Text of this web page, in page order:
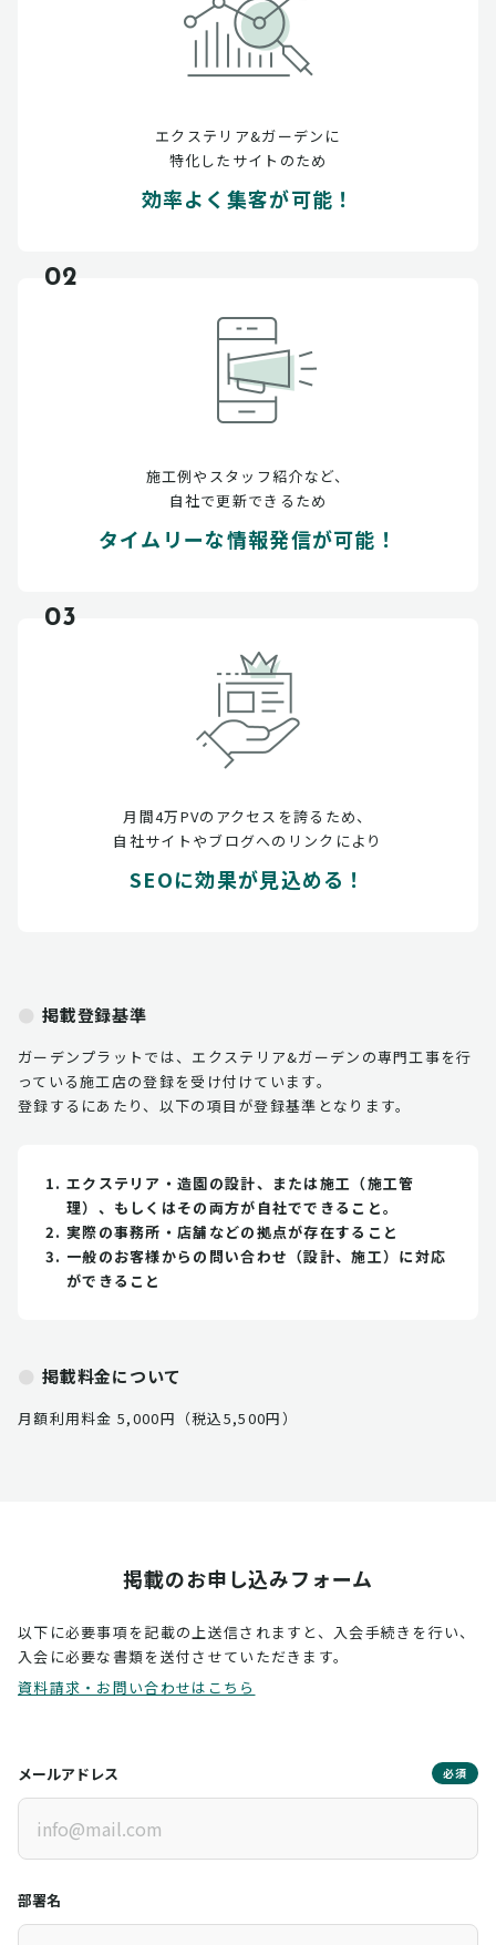
エクステリア&ガーデンに
特化したサイトのため
効率よく集客が可能！
02
施工例やスタッフ紹介など、
自社で更新できるため
タイムリーな情報発信が可能！
03
月間4万PVのアクセスを誇るため、
自社サイトやブログへのリンクにより
SEOに効果が見込める！
掲載登録基準
ガーデンプラットでは、エクステリア&ガーデンの専門工事を行
っている施工店の登録を受け付けています。
登録するにあたり、以下の項目が登録基準となります。
エクステリア・造園の設計、または施工（施工管
理）、もしくはその両方が自社でできること。
実際の事務所・店舗などの拠点が存在すること
一般のお客様からの問い合わせ（設計、施工）に対応
ができること
掲載料金について
月額利用料金 5,000円（税込5,500円）
掲載のお申し込みフォーム
以下に必要事項を記載の上送信されますと、入会手続きを行い、
入会に必要な書類を送付させていただきます。
資料請求・お問い合わせはこちら
メールアドレス 必須
部署名